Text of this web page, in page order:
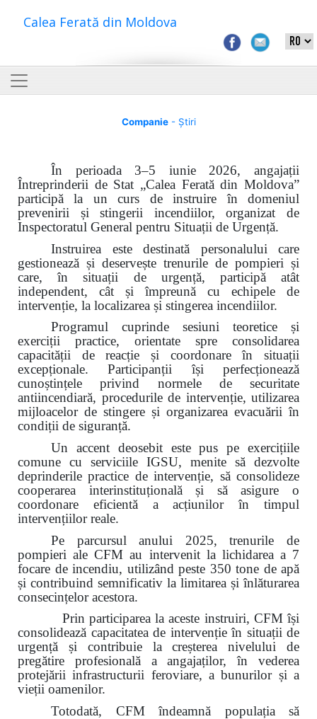
Calea Ferată din Moldova
Companie- Știri
În perioada 3–5 iunie 2026, angajații
Întreprinderii de Stat „Calea Ferată din Moldova”
participă la un curs de instruire în domeniul
prevenirii și stingerii incendiilor, organizat de
Inspectoratul General pentru Situații de Urgență.
Instruirea este destinată personalului care
gestionează și deservește trenurile de pompieri și
care, în situații de urgență, participă atât
independent, cât și împreună cu echipele de
intervenție, la localizarea și stingerea incendiilor.
Programul cuprinde sesiuni teoretice și
exerciții practice, orientate spre consolidarea
capacității de reacție și coordonare în situații
excepționale. Participanții își perfecționează
cunoștințele privind normele de securitate
antiincendiară, procedurile de intervenție, utilizarea
mijloacelor de stingere și organizarea evacuării în
condiții de siguranță.
Un accent deosebit este pus pe exercițiile
comune cu serviciile IGSU, menite să dezvolte
deprinderile practice de intervenție, să consolideze
cooperarea interinstituțională și să asigure o
coordonare eficientă a acțiunilor în timpul
intervențiilor reale.
Pe parcursul anului 2025, trenurile de
pompieri ale CFM au intervenit la lichidarea a 7
focare de incendiu, utilizând peste 350 tone de apă
și contribuind semnificativ la limitarea și înlăturarea
consecințelor acestora.
Prin participarea la aceste instruiri, CFM își
consolidează capacitatea de intervenție în situații de
urgență și contribuie la creșterea nivelului de
pregătire profesională a angajaților, în vederea
protejării infrastructurii feroviare, a bunurilor și a
vieții oamenilor.
Totodată, CFM îndeamnă populația să